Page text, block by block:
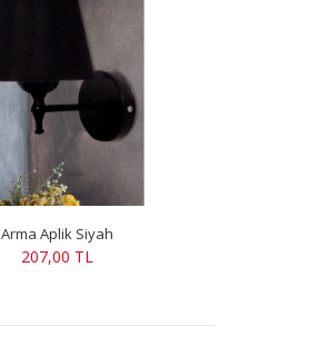
Arma Aplik Siyah
207,00 TL